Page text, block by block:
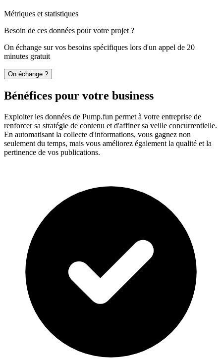
Métriques et statistiques
Besoin de ces données pour votre projet ?
On échange sur vos besoins spécifiques lors d'un appel de 20
minutes gratuit
On échange ?
Bénéfices pour votre business
Exploiter les données de Pump.fun permet à votre entreprise de
renforcer sa stratégie de contenu et d'affiner sa veille concurrentielle.
En automatisant la collecte d'informations, vous gagnez non
seulement du temps, mais vous améliorez également la qualité et la
pertinence de vos publications.